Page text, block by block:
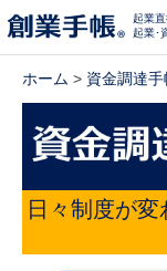
起業
起業･
ホーム > 資金調達手
日々制度が変